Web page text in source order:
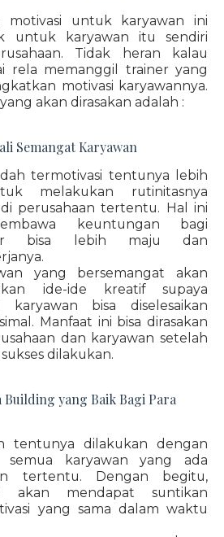
motivasi untuk karyawan ini
untuk karyawan itu sendiri
Tidak heran kalau
rela memanggil trainer yang
motivasi karyawannya.
akan dirasakan adalah :
Semangat Karyawan
termotivasi tentunya lebih
melakukan rutinitasnya
perusahaan tertentu. Hal ini
keuntungan bagi
bisa lebih maju dan
yang bersemangat akan
ide-ide kreatif supaya
karyawan bisa diselesaikan
Manfaat ini bisa dirasakan
dan karyawan setelah
dilakukan.
Building yang Baik Bagi Para
tentunya dilakukan dengan
semua karyawan yang ada
tertentu. Dengan begitu,
akan mendapat suntikan
yang sama dalam waktu